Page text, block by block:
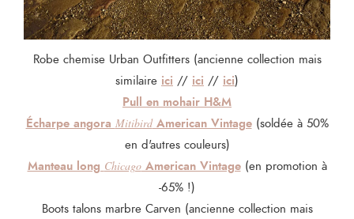
Robe chemise Urban Outfitters (ancienne collection mais
similaire ici // ici // ici)
Pull en mohair H&M
Écharpe angora MitibirdAmerican Vintage(soldée à 50%
en d'autres couleurs)
Manteau long ChicagoAmerican Vintage(en promotion à
-65% !)
Boots talons marbre Carven (ancienne collection mais